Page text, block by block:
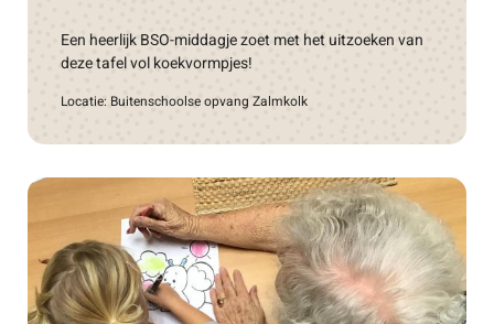
Een heerlijk BSO-middagje zoet met het uitzoeken van
deze tafel vol koekvormpjes!
Locatie: Buitenschoolse opvang Zalmkolk